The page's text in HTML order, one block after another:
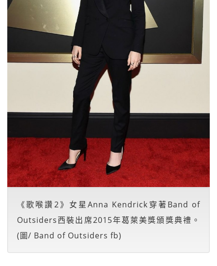
《歌喉讚2》女星Anna Kendrick穿著Band of
Outsiders西裝出席2015年葛萊美獎頒獎典禮。
(圖/ Band of Outsiders fb)